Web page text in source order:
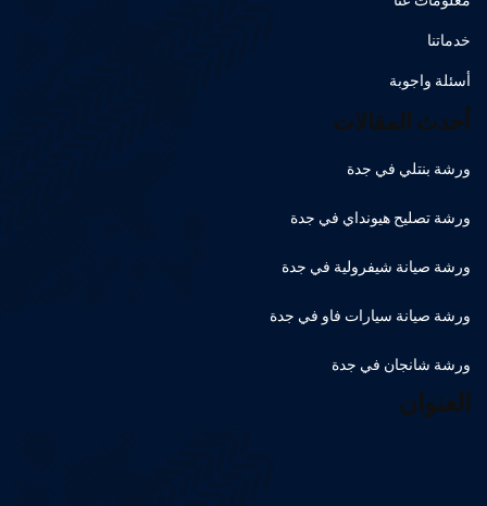
خدماتنا
أسئلة واجوبة
أحدث المقالات
ورشة بنتلي في جدة
ورشة تصليح هيونداي في جدة
ورشة صيانة شيفرولية في جدة
ورشة صيانة سيارات فاو في جدة
ورشة شانجان في جدة
العنوان